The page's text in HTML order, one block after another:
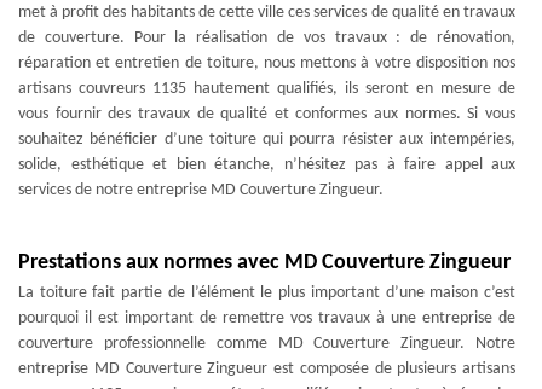
met à profit des habitants de cette ville ces services de qualité en travaux
de couverture. Pour la réalisation de vos travaux : de rénovation,
réparation et entretien de toiture, nous mettons à votre disposition nos
artisans couvreurs 1135 hautement qualifiés, ils seront en mesure de
vous fournir des travaux de qualité et conformes aux normes. Si vous
souhaitez bénéficier d’une toiture qui pourra résister aux intempéries,
solide, esthétique et bien étanche, n’hésitez pas à faire appel aux
services de notre entreprise MD Couverture Zingueur.
Prestations aux normes avec MD Couverture Zingueur
La toiture fait partie de l’élément le plus important d’une maison c’est
pourquoi il est important de remettre vos travaux à une entreprise de
couverture professionnelle comme MD Couverture Zingueur. Notre
entreprise MD Couverture Zingueur est composée de plusieurs artisans